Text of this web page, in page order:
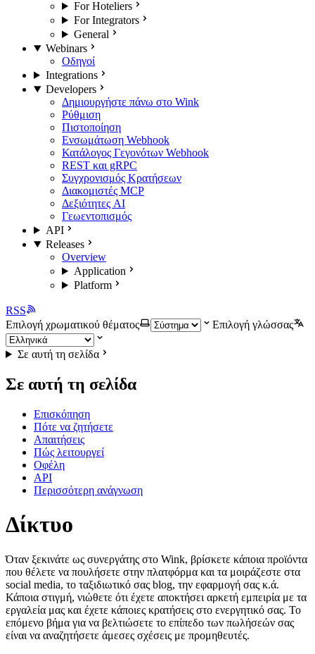
For Hoteliers
For Integrators
General
Webinars
Οδηγοί
Integrations
Developers
Δημιουργήστε πάνω στο Wink
Ρύθμιση
Πιστοποίηση
Ενσωμάτωση Webhook
Κατάλογος Γεγονότων Webhook
REST και gRPC
Συγχρονισμός Κρατήσεων
Διακομιστές MCP
Δεξιότητες AI
Γεωεντοπισμός
API
Releases
Overview
Application
Platform
RSS
Επιλογή χρωματικού θέματος
Επιλογή γλώσσας
Σε αυτή τη σελίδα
Σε αυτή τη σελίδα
Επισκόπηση
Πότε να ζητήσετε
Απαιτήσεις
Πώς λειτουργεί
Οφέλη
API
Περισσότερη ανάγνωση
Δίκτυο
Όταν ξεκινάτε ως συνεργάτης στο Wink, βρίσκετε κάποια προϊόντα
που θέλετε να πουλήσετε στην πλατφόρμα και τα μοιράζεστε στα
social media, το ταξιδιωτικό σας blog, την εφαρμογή σας κ.ά.
Κάποια στιγμή, νιώθετε ότι έχετε αποκτήσει αρκετή εμπειρία με τα
εργαλεία μας και έχετε κάποιες κρατήσεις στο ενεργητικό σας. Το
επόμενο βήμα για να βελτιώσετε το επίπεδο των πωλήσεών σας
είναι να αναζητήσετε άμεσες σχέσεις με προμηθευτές.